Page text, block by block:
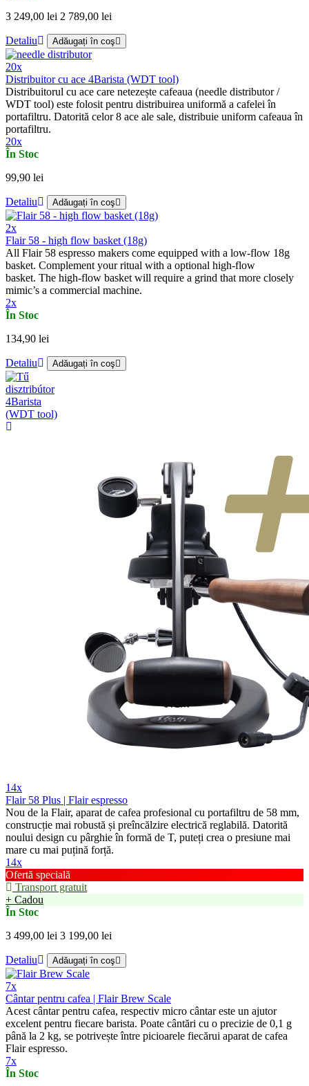
3 249,00 lei 2 789,00 lei
Detaliu Adăugați în coş
20x
Distribuitor cu ace 4Barista (WDT tool)
Distribuitorul cu ace care netezește cafeaua (needle distributor /
WDT tool) este folosit pentru distribuirea uniformă a cafelei în
portafiltru. Datorită celor 8 ace ale sale, distribuie uniform cafeaua în
portafiltru.
20x
În Stoc
99,90 lei
Detaliu Adăugați în coş
2x
Flair 58 - high flow basket (18g)
All Flair 58 espresso makers come equipped with a low-flow 18g
basket. Complement your ritual with a optional high-flow
basket. The high-flow basket will require a grind that more closely
mimic’s a commercial machine.
2x
În Stoc
134,90 lei
Detaliu Adăugați în coş
14x
Flair 58 Plus | Flair espresso
Nou de la Flair, aparat de cafea profesional cu portafiltru de 58 mm,
construcție mai robustă și preîncălzire electrică reglabilă. Datorită
noului design cu pârghie în formă de T, puteți crea o presiune mai
mare cu mai puțină forță.
14x
Ofertă specială
Transport gratuit
+ Cadou
În Stoc
3 499,00 lei 3 199,00 lei
Detaliu Adăugați în coş
7x
Cântar pentru cafea | Flair Brew Scale
Acest cântar pentru cafea, respectiv micro cântar este un ajutor
excelent pentru fiecare barista. Poate cântări cu o precizie de 0,1 g
până la 2 kg, se potrivește între picioarele fiecărui aparat de cafea
Flair espresso.
7x
În Stoc